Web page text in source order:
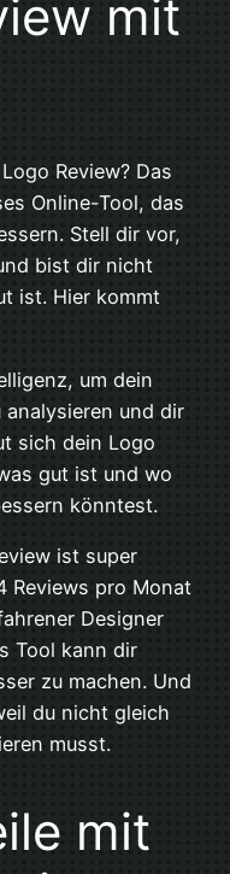
mit
Review? Das
Online-Tool, das
Stell dir vor,
bist dir nicht
ist. Hier kommt
um dein
analysieren und dir
sich dein Logo
gut ist und wo
könntest.
ist super
Reviews pro Monat
Designer
Tool kann dir
zu machen. Und
du nicht gleich
musst.
mit